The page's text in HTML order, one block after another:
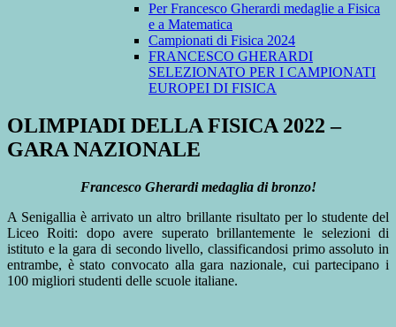
Per Francesco Gherardi medaglie a Fisica
e a Matematica
Campionati di Fisica 2024
FRANCESCO GHERARDI
SELEZIONATO PER I CAMPIONATI
EUROPEI DI FISICA
OLIMPIADI DELLA FISICA 2022 –
GARA NAZIONALE
Francesco Gherardi medaglia di bronzo!
A Senigallia è arrivato un altro brillante risultato per lo studente del
Liceo Roiti: dopo avere superato brillantemente le selezioni di
istituto e la gara di secondo livello, classificandosi primo assoluto in
entrambe, è stato convocato alla gara nazionale, cui partecipano i
100 migliori studenti delle scuole italiane.